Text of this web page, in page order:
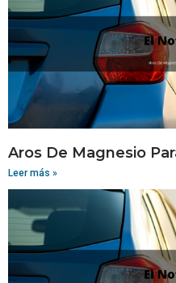
Aros De Magnesio
Leer más »